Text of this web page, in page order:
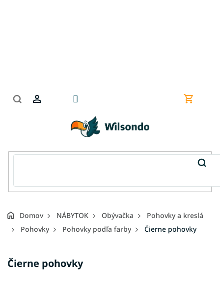
Domov NÁBYTOK Obývačka
Pohovky a kreslá
Pohovky
Pohovky podľa farby Čierne pohovky
Čierne pohovky